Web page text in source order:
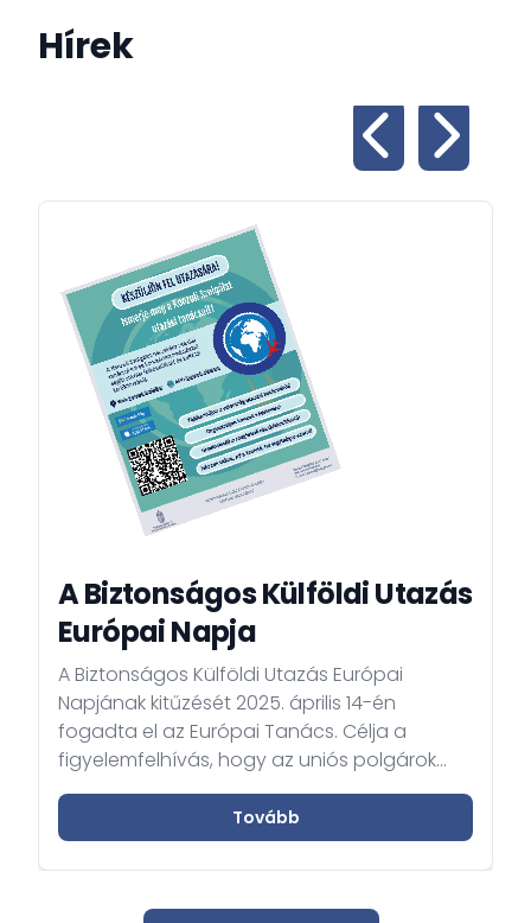
Hírek
A Biztonságos Külföldi Utazás
Európai Napja
A Biztonságos Külföldi Utazás Európai
Napjának kitűzését 2025. április 14-én
fogadta el az Európai Tanács. Célja a
figyelemfelhívás, hogy az uniós polgárok
utazásaikra megfelelően felkészüljenek, s
ezáltal biztonságosabb legyen külföldi
tartózkodásuk. Minden május negyedik
péntekére esik ez a figyelemfelhívó
esemény, a nyáron megnövekedő külföldre
Tovább